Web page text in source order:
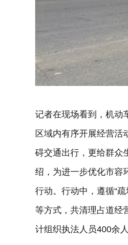
记者在现场看到，机动
区域内有序开展经营活
碍交通出行，更给群众
绍，为进一步优化市容
行动。行动中，遵循“
等方式，共清理占道经
计组织执法人员400余